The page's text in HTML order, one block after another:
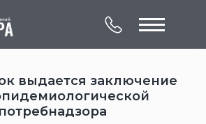
выдается заключение